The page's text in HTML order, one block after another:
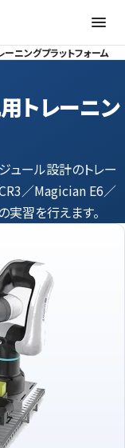
ニングプラットフォーム
トレーニン
ュール設計のトレー
CR3／Magician E6／
実習を行えます。